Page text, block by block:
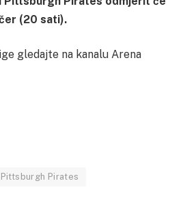
(20 sati).
gledajte na kanalu Arena
Pittsburgh Pirates